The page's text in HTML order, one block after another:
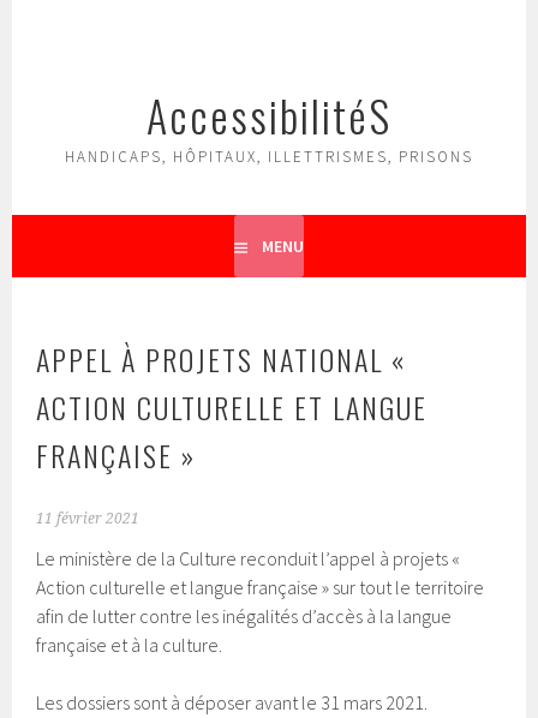
AccessibilitéS
HANDICAPS, HÔPITAUX, ILLETTRISMES, PRISONS
MENU
APPEL À PROJETS NATIONAL «
ACTION CULTURELLE ET LANGUE
FRANÇAISE »
11 février 2021
Le ministère de la Culture reconduit l’appel à projets «
Action culturelle et langue française » sur tout le territoire
afin de lutter contre les inégalités d’accès à la langue
française et à la culture.
Les dossiers sont à déposer avant le 31 mars 2021.